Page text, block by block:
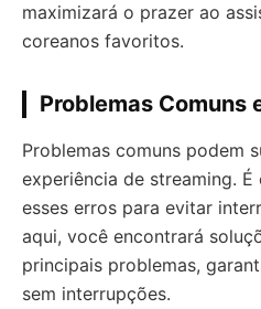
maximizará o prazer ao
coreanos favoritos.
Problemas Comuns
Problemas comuns podem
experiência de streaming.
esses erros para evitar
aqui, você encontrará
principais problemas,
sem interrupções.